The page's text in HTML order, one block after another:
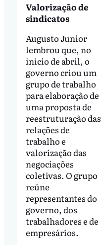
Valorização de
sindicatos
Augusto Junior
lembrou que, no
início de abril, o
governo criou um
grupo de trabalho
para elaboração de
uma proposta de
reestruturação das
relações de
trabalho e
valorização das
negociações
coletivas. O grupo
reúne
representantes do
governo, dos
trabalhadores e de
empresários.